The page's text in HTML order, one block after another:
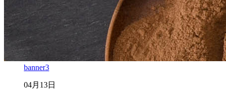
banner3
04月13日